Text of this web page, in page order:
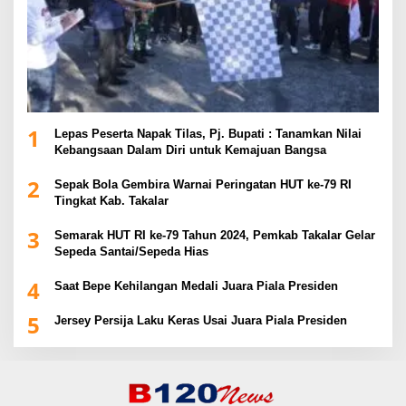
1
Lepas Peserta Napak Tilas, Pj. Bupati : Tanamkan Nilai
Kebangsaan Dalam Diri untuk Kemajuan Bangsa
2
Sepak Bola Gembira Warnai Peringatan HUT ke-79 RI
Tingkat Kab. Takalar
3
Semarak HUT RI ke-79 Tahun 2024, Pemkab Takalar Gelar
Sepeda Santai/Sepeda Hias
4 Saat Bepe Kehilangan Medali Juara Piala Presiden
5 Jersey Persija Laku Keras Usai Juara Piala Presiden